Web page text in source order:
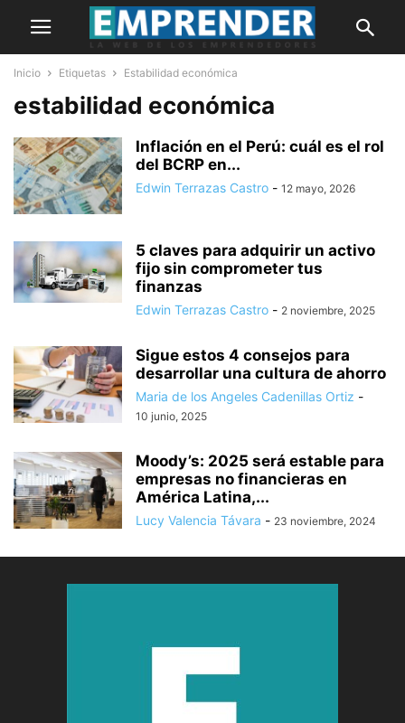
Inicio Etiquetas Estabilidad económica
estabilidad económica
Inflación en el Perú: cuál es el rol
del BCRP en...
Edwin Terrazas Castro - 12 mayo, 2026
5 claves para adquirir un activo
fijo sin comprometer tus
finanzas
Edwin Terrazas Castro - 2 noviembre, 2025
Sigue estos 4 consejos para
desarrollar una cultura de ahorro
Maria de los Angeles Cadenillas Ortiz -
10 junio, 2025
Moody’s: 2025 será estable para
empresas no financieras en
América Latina,...
Lucy Valencia Távara - 23 noviembre, 2024